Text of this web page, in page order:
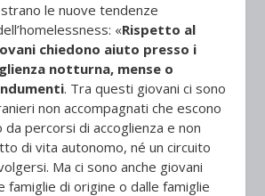
le nuove tendenze
«Rispetto al
chiedono aiuto presso i
notturna, mense o
. Tra questi giovani ci sono
non accompagnati che escono
da percorsi di accoglienza e non
di vita autonomo, né un circuito
Ma ci sono anche giovani
famiglie di origine o dalle famiglie